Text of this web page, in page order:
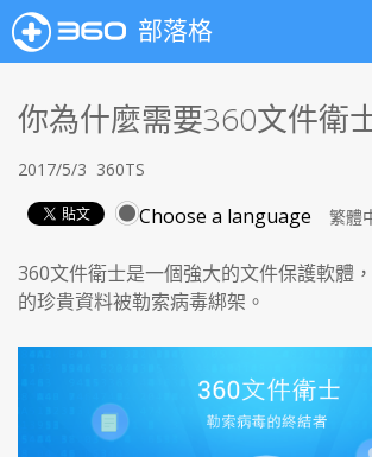
部落格
你為什麼需要360文件衛
2017/5/3 360TS
Choose a language
360文件衛士是一個強大的文件保護軟體
的珍貴資料被勒索病毒綁架。